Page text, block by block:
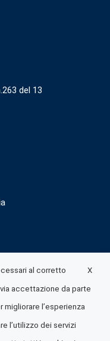
del 13
X
al corretto
accettazione da parte
l’esperienza
l’utilizzo dei servizi